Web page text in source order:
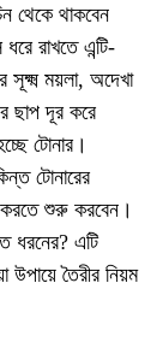
থেকে থাকবেন
রাখতে এন্টি-
সূক্ষ্ম ময়লা, অদেখা
ছাপ দূর করে
টোনার।
টোনারের
করতে শুরু করবেন।
ধরনের? এটি
উপায়ে তৈরীর নিয়ম